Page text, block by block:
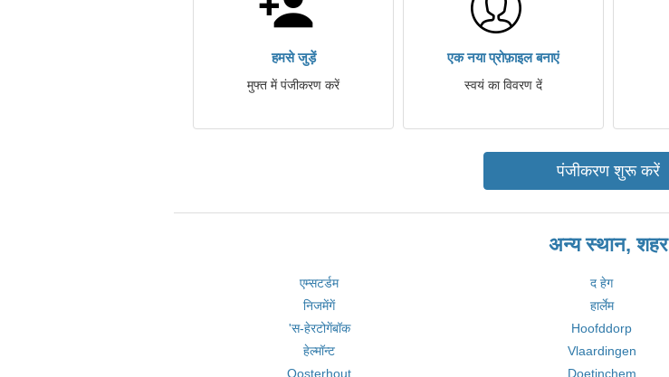
हमसे जुड़ें
मुफ्त में पंजीकरण करें
एक नया प्रोफ़ाइल बनाएं
स्वयं का विवरण दें
पंजीकरण शुरू करें
अन्य स्थान, शहर
एम्सटर्डम द हेग
निजमेंगें
हार्लेम
'स-हेरटोगेंबॉक
Hoofddorp
हेल्मॉन्ट
Vlaardingen
Oosterhout
Doetinchem